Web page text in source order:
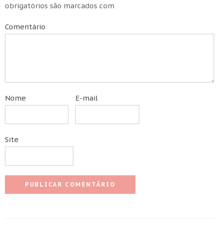
obrigatórios são marcados com
Comentário
Nome E-mail
Site